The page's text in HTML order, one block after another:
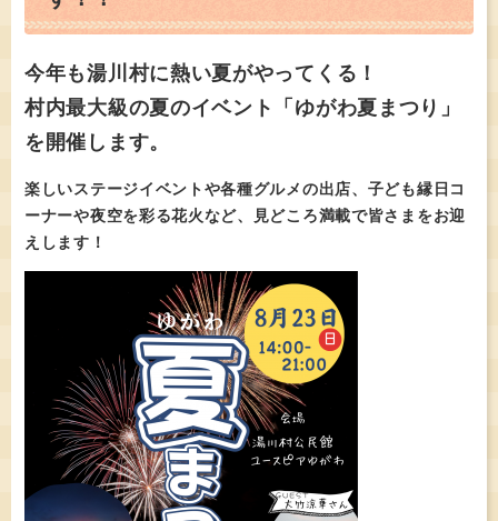
今年も湯川村に熱い夏がやってくる！
村内最大級の夏のイベント「ゆがわ夏まつり」
を開催します。
楽しいステージイベントや各種グルメの出店、子ども縁日コ
ーナーや夜空を彩る花火など、見どころ満載で皆さまをお迎
えします！